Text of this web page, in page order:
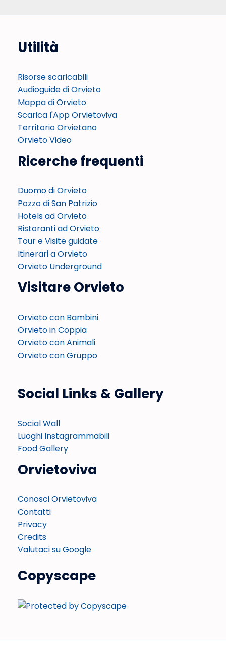
Utilità
Risorse scaricabili
Audioguide di Orvieto
Mappa di Orvieto
Scarica l'App Orvietoviva
Territorio Orvietano
Orvieto Video
Ricerche frequenti
Duomo di Orvieto
Pozzo di San Patrizio
Hotels ad Orvieto
Ristoranti ad Orvieto
Tour e Visite guidate
Itinerari a Orvieto
Orvieto Underground
Visitare Orvieto
Orvieto con Bambini
Orvieto in Coppia
Orvieto con Animali
Orvieto con Gruppo
Social Links & Gallery
Social Wall
Luoghi Instagrammabili
Food Gallery
Orvietoviva
Conosci Orvietoviva
Contatti
Privacy
Credits
Valutaci su Google
Copyscape